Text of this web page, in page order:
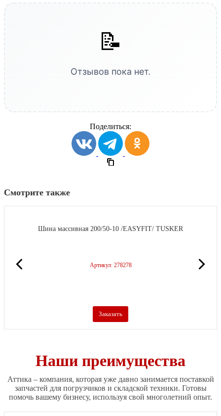
📝
Отзывов пока нет.
Поделиться:
Смотрите также
Шина массивная 200/50-10 /EASYFIT/ TUSKER
Артикул: 278278
Заказать
Наши преимущества
Аттика – компания, которая уже давно занимается поставкой
запчастей для погрузчиков и складской техники. Готовы
помочь вашему бизнесу, используя свой многолетний опыт.